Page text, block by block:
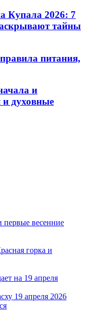
Купала 2026: 7
тайны
питания,
и
и духовные
первые весенние
горка и
на 19 апреля
19 апреля 2026